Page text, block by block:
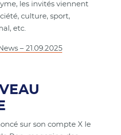
les invités viennent
culture, sport,
etc.
– 21.09.2025
sur son compte X le